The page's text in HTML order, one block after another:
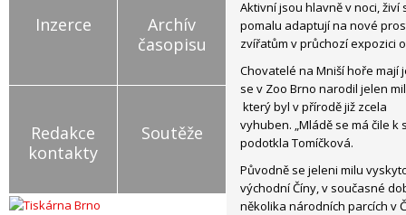
Inzerce
Archív
časopisu
Redakce
kontakty
Soutěže
Aktivní jsou hlavně v noci,
pomalu adaptují na nové
zvířatům v průchozí expozici
Chovatelé na Mniší hoře mají
se v Zoo Brno narodil jelen
který byl v přírodě již zcela
vyhuben. „Mládě se má čile
podotkla Tomíčková.
Původně se jeleni milu
východní Číny, v současné
několika národních parcích v